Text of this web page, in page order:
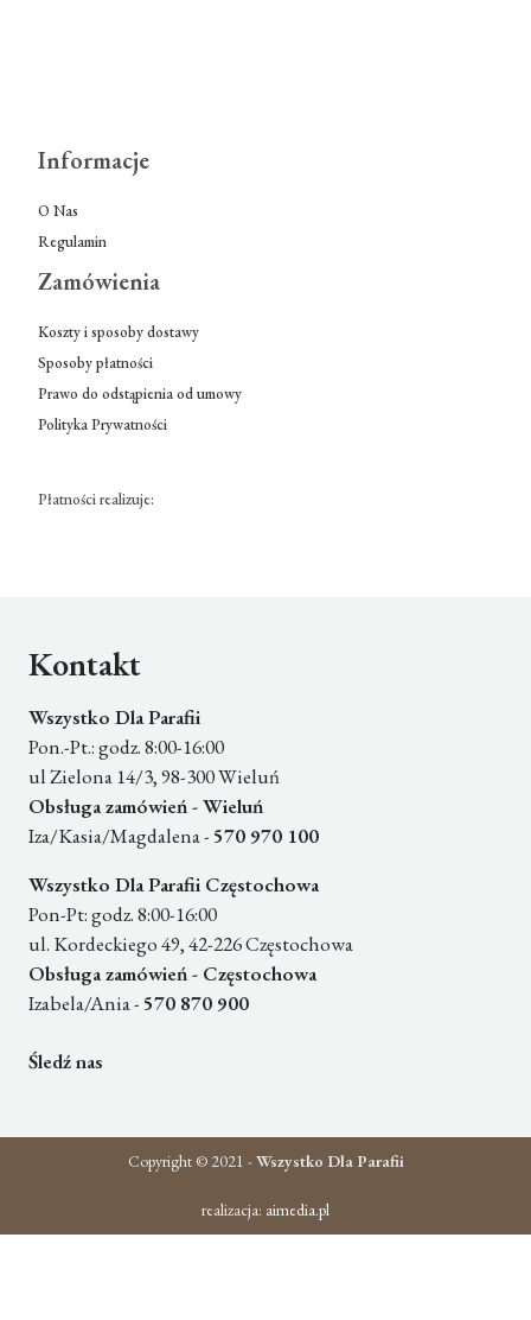
Informacje
O Nas
Regulamin
Zamówienia
Koszty i sposoby dostawy
Sposoby płatności
Prawo do odstąpienia od umowy
Polityka Prywatności
Płatności realizuje:
Kontakt
Wszystko Dla Parafii
Pon.-Pt.: godz. 8:00-16:00
ul Zielona 14/3, 98-300 Wieluń
Obsługa zamówień - Wieluń
Iza/Kasia/Magdalena - 570 970 100
Wszystko Dla Parafii Częstochowa
Pon-Pt: godz. 8:00-16:00
ul. Kordeckiego 49, 42-226 Częstochowa
Obsługa zamówień - Częstochowa
Izabela/Ania - 570 870 900
Śledź nas
Copyright © 2021 -Wszystko Dla Parafii
realizacja: aimedia.pl